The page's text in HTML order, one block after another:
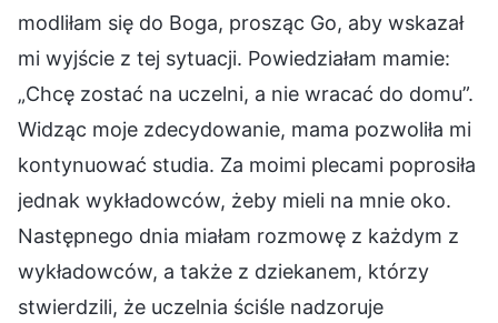
modliłam się do Boga, prosząc Go, aby wskazał
mi wyjście z tej sytuacji. Powiedziałam mamie:
„Chcę zostać na uczelni, a nie wracać do domu”.
Widząc moje zdecydowanie, mama pozwoliła mi
kontynuować studia. Za moimi plecami poprosiła
jednak wykładowców, żeby mieli na mnie oko.
Następnego dnia miałam rozmowę z każdym z
wykładowców, a także z dziekanem, którzy
stwierdzili, że uczelnia ściśle nadzoruje